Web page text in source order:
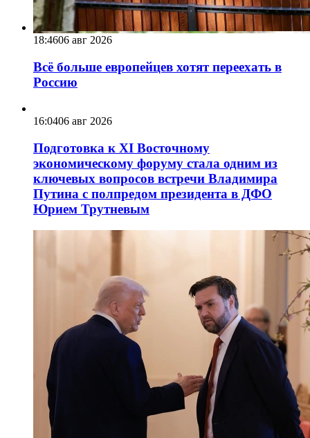
18:4606 авг 2026
Всё больше европейцев хотят переехать в
Россию
16:0406 авг 2026
Подготовка к XI Восточному
экономическому форуму стала одним из
ключевых вопросов встречи Владимира
Путина с полпредом президента в ДФО
Юрием Трутневым